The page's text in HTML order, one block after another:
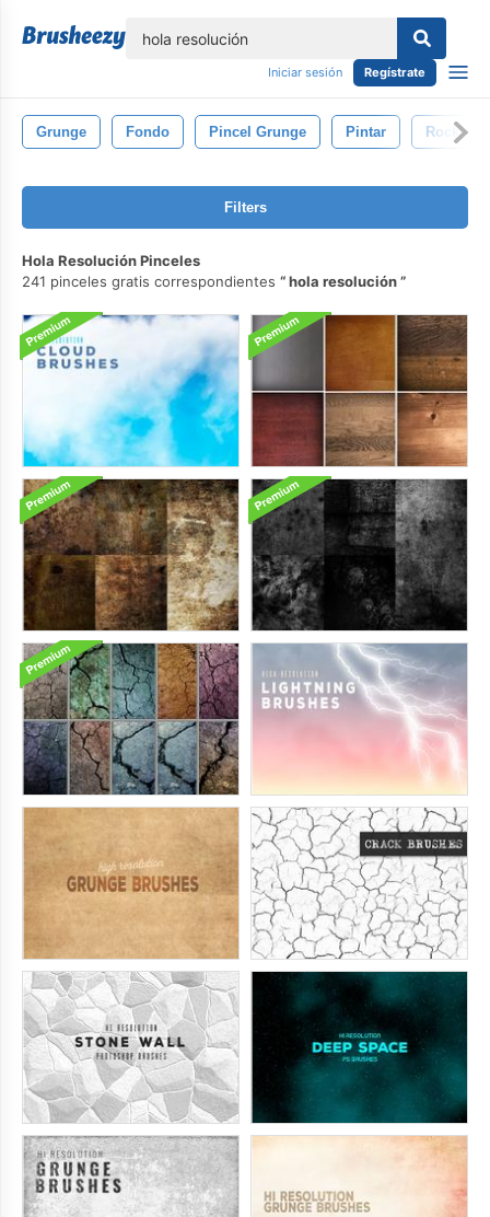
Iniciar sesión Regístrate
Grunge Fondo Pincel Grunge Pintar Rock
Filters
Hola Resolución Pinceles
241 pinceles gratis correspondientes
hola resolución